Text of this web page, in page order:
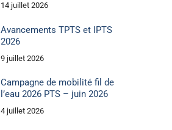
14 juillet 2026
Avancements TPTS et IPTS
2026
9 juillet 2026
Campagne de mobilité fil de
l’eau 2026 PTS – juin 2026
4 juillet 2026